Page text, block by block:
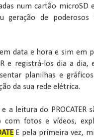
num cartão microSD
geração de poderosos
data e hora e sim em
e registrá-los dia a dia,
planilhas e
da sua rede elétrica.
leitura do PROCATER
fotos e vídeos,
E pela primeira vez,